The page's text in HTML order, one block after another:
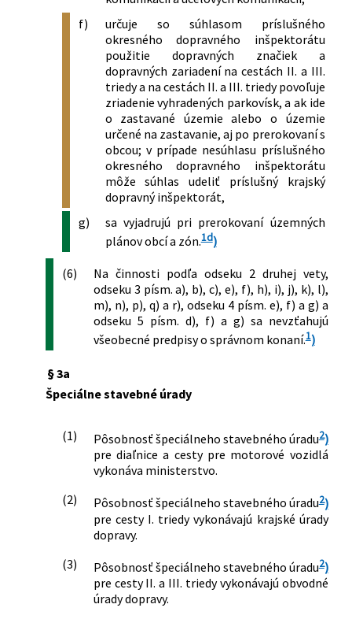
f)
určuje so súhlasom príslušného
okresného dopravného inšpektorátu
použitie dopravných značiek a
dopravných zariadení na cestách II. a III.
triedy a na cestách II. a III. triedy povoľuje
zriadenie vyhradených parkovísk, a ak ide
o zastavané územie alebo o územie
určené na zastavanie, aj po prerokovaní s
obcou; v prípade nesúhlasu príslušného
okresného dopravného inšpektorátu
môže súhlas udeliť príslušný krajský
dopravný inšpektorát,
g)
sa vyjadrujú pri prerokovaní územných
plánov obcí a zón.1d)
(6)
Na činnosti podľa odseku 2 druhej vety,
odseku 3 písm. a), b), c), e), f), h), i), j), k), l),
m), n), p), q) a r), odseku 4 písm. e), f) a g) a
odseku 5 písm. d), f) a g) sa nevzťahujú
všeobecné predpisy o správnom konaní.1)
§ 3a
Špeciálne stavebné úrady
(1) Pôsobnosť špeciálneho stavebného úradu2)
pre diaľnice a cesty pre motorové vozidlá
vykonáva ministerstvo.
(2)
Pôsobnosť špeciálneho stavebného úradu2)
pre cesty I. triedy vykonávajú krajské úrady
dopravy.
(3)
Pôsobnosť špeciálneho stavebného úradu2)
pre cesty II. a III. triedy vykonávajú obvodné
úrady dopravy.